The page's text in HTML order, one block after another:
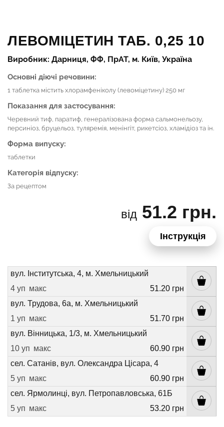
ЛЕВОМІЦЕТИН ТАБ. 0,25 10
Виробник: Дарниця, ФФ, ПрАТ, м. Київ, Україна
Основні діючі речовини:
1 таблетка містить хлорамфеніколу (левоміцетину) 250 мг
Показання для застосування:
Черевний тиф, паратиф, генералізована форма сальмонельозу,
персиніоз, бруцельоз, туляремія, менінгіт, рикетсіоз, хламідіоз та ін.
Форма випуску:
таблетки
Категорія відпуску:
За рецептом
від 51.2 грн.
Інструкція
вул. Інститутська, 4, м. Хмельницький
4 уп макс
51.20 грн
вул. Трудова, 6а, м. Хмельницький
1 уп макс
51.70 грн
вул. Вінницька, 1/3, м. Хмельницький
10 уп макс
60.90 грн
сел. Сатанів, вул. Олександра Цісара, 4
5 уп макс
60.90 грн
сел. Ярмолинці, вул. Петропавловська, 61Б
5 уп макс 53.20 грн